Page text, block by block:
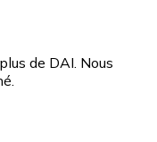
de DAI. Nous